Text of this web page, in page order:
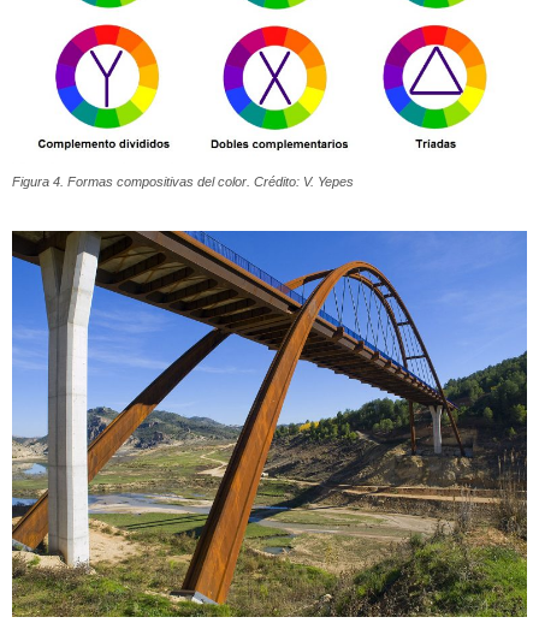
Figura 4. Formas compositivas del color. Crédito: V. Yepes